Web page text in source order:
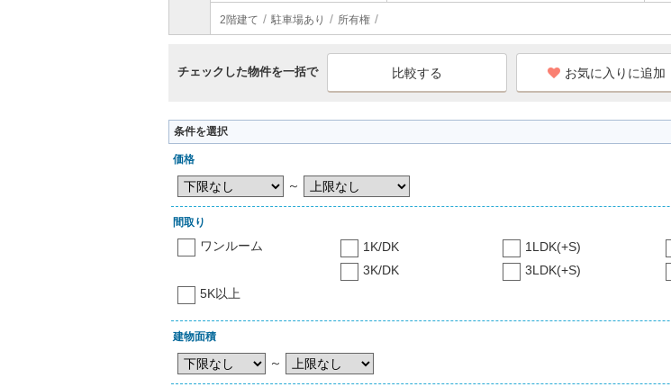
2階建て 駐車場あり 所有権
チェックした物件を一括で お気に入りに追加
条件を選択
価格
～
間取り
ワンルーム 1K/DK 1LDK(+S)
3K/DK
3LDK(+S)
5K以上
建物面積
～